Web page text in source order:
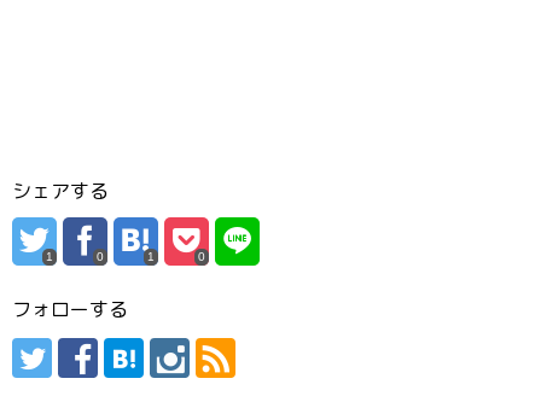
シェアする
1 0 1 0
フォローする